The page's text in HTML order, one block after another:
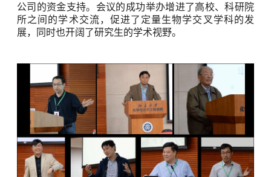
公司的资金支持。会议的成功举办增进了高校、科研院
所之间的学术交流，促进了定量生物学交叉学科的发
展，同时也开阔了研究生的学术视野。